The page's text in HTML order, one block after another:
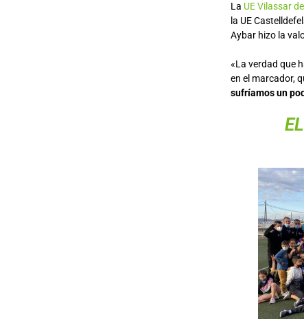
La UE Vilassar
la UE
Aybar hizo la
«La verdad que
en el marcador,
sufríamos un